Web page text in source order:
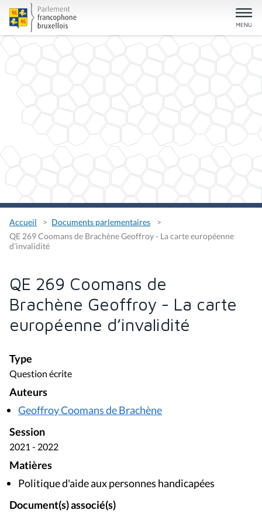
Accueil
Documents parlementaires
QE 269 Coomans de Brachène Geoffroy - La carte européenne
d’invalidité
QE 269 Coomans de
Brachène Geoffroy - La carte
européenne d’invalidité
Type
Question écrite
Auteurs
Geoffroy Coomans de Brachène
Session
2021 - 2022
Matières
Politique d'aide aux personnes handicapées
Document(s) associé(s)